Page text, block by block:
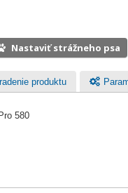
Nastaviť strážneho psa
produktu
580